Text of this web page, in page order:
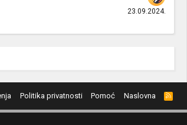
23.09.2024.
Politika privatnosti Pomoć Naslovna
R
S
S